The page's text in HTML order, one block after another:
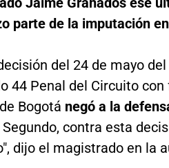
parte de la imputación
del 24 de mayo
44 Penal del Circuito con
Bogotá negó a la
Segundo, contra esta
dijo el magistrado en la